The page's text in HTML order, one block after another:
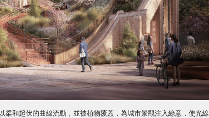
柔和起伏的曲線流動，並被植物覆蓋，為城市景觀注入綠意，使光線